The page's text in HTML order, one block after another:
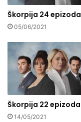
Škorpija 24 epizoda
05/06/2021
Škorpija 22 epizoda
14/05/2021